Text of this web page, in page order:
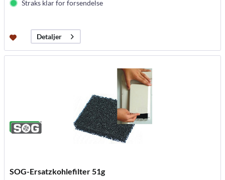
Straks klar for forsendelse
Detaljer
SOG-Ersatzkohlefilter 51g